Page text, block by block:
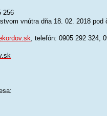
256
vnútra dňa 18. 02. 2018
, telefón: 0905 292 324,